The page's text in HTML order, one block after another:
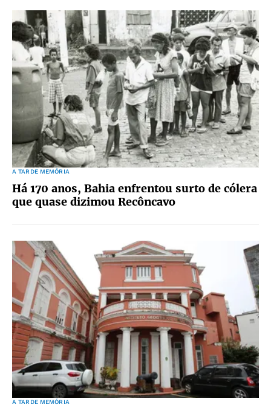
A TARDE MEMÓRIA
Há 170 anos, Bahia enfrentou surto de cólera
que quase dizimou Recôncavo
A TARDE MEMÓRIA